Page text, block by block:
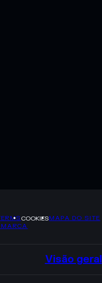
COOKIESMAPA DO SITE
Visão geral